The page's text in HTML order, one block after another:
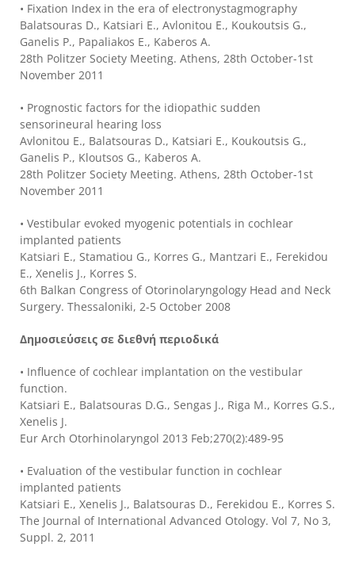
• Fixation Index in the era of electronystagmography
Balatsouras D., Katsiari E., Avlonitou E., Koukoutsis G.,
Ganelis P., Papaliakos E., Kaberos A.
28th Politzer Society Meeting. Athens, 28th October-1st
November 2011
• Prognostic factors for the idiopathic sudden
sensorineural hearing loss
Avlonitou E., Balatsouras D., Katsiari E., Koukoutsis G.,
Ganelis P., Kloutsos G., Kaberos A.
28th Politzer Society Meeting. Athens, 28th October-1st
November 2011
• Vestibular evoked myogenic potentials in cochlear
implanted patients
Katsiari E., Stamatiou G., Korres G., Mantzari E., Ferekidou
E., Xenelis J., Korres S.
6th Balkan Congress of Otorinolaryngology Head and Neck
Surgery. Thessaloniki, 2-5 October 2008
Δημοσιεύσεις σε διεθνή περιοδικά
• Influence of cochlear implantation on the vestibular
function.
Katsiari E., Balatsouras D.G., Sengas J., Riga M., Korres G.S.,
Xenelis J.
Eur Arch Otorhinolaryngol 2013 Feb;270(2):489-95
• Evaluation of the vestibular function in cochlear
implanted patients
Katsiari E., Xenelis J., Balatsouras D., Ferekidou E., Korres S.
The Journal of International Advanced Otology. Vol 7, No 3,
Suppl. 2, 2011